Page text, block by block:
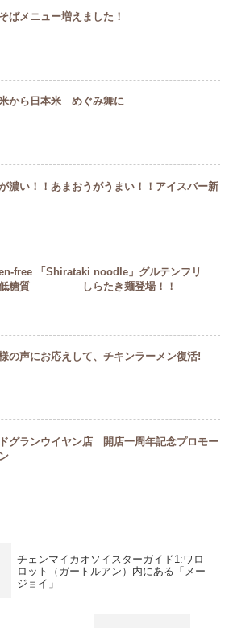
ばメニュー増えました！
から日本米 めぐみ舞に
濃い！！あまおうがうまい！！アイスバー新
free 「Shirataki noodle」グルテンフリ
低糖質 しらたき麺登場！！
の声にお応えして、チキンラーメン復活!
グランウイヤン店 開店一周年記念プロモー
チェンマイカオソイスターガイド1:ワロ
ロット（ガートルアン）内にある「メー
ジョイ」